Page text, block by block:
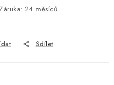
Záruka: 24 měsíců
Sdílet